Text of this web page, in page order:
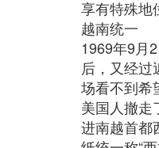
享有特殊地
越南统一
1969年9月
后，又经
场看不到希
美国人撤走
进南越首都